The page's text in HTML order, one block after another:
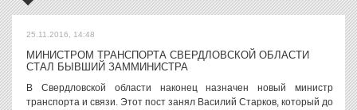
25.11.2016, 14:48
МИНИСТРОМ ТРАНСПОРТА СВЕРДЛОВСКОЙ ОБЛАСТИ
СТАЛ БЫВШИЙ ЗАММИНИСТРА
В Свердловской области наконец назначен новый министр
транспорта и связи. Этот пост занял Василий Старков, который до